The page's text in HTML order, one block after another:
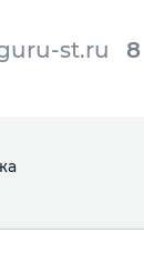
st.ru